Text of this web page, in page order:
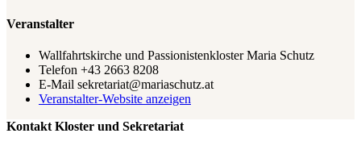
Veranstalter
Wallfahrtskirche und Passionistenkloster Maria Schutz
Telefon +43 2663 8208
E-Mail sekretariat@mariaschutz.at
Veranstalter-Website anzeigen
Kontakt Kloster und Sekretariat